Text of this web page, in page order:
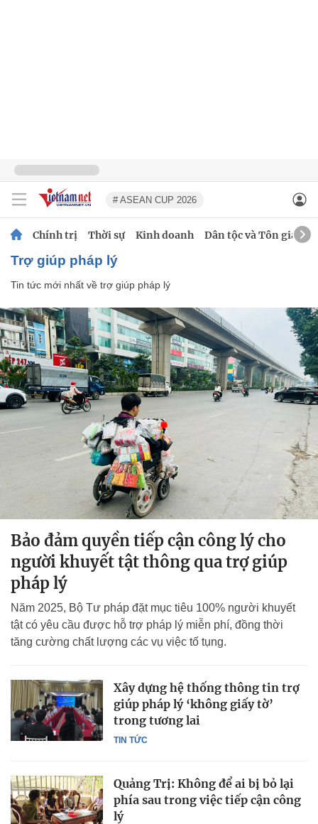
# ASEAN CUP 2026
Chính trị Thời sự Kinh doanh Dân tộc và Tôn giáo
trợ giúp pháp lý
Tin tức mới nhất về trợ giúp pháp lý
Bảo đảm quyền tiếp cận công lý cho
người khuyết tật thông qua trợ giúp
pháp lý
Năm 2025, Bộ Tư pháp đặt mục tiêu 100% người khuyết
tật có yêu cầu được hỗ trợ pháp lý miễn phí, đồng thời
tăng cường chất lượng các vụ việc tố tụng.
TIN TỨC
Xây dựng hệ thống thông tin trợ
giúp pháp lý ‘không giấy tờ’
trong tương lai
Quảng Trị: Không để ai bị bỏ lại
phía sau trong việc tiếp cận công
lý